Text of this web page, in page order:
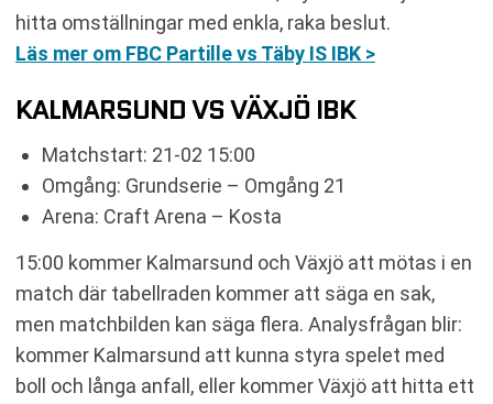
hitta omställningar med enkla, raka beslut.
Läs mer om FBC Partille vs Täby IS IBK >
KALMARSUND VS VÄXJÖ IBK
Matchstart: 21-02 15:00
Omgång: Grundserie – Omgång 21
Arena: Craft Arena – Kosta
15:00 kommer Kalmarsund och Växjö att mötas i en
match där tabellraden kommer att säga en sak,
men matchbilden kan säga flera. Analysfrågan blir:
kommer Kalmarsund att kunna styra spelet med
boll och långa anfall, eller kommer Växjö att hitta ett